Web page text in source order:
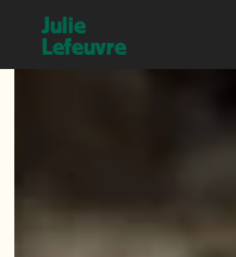
Julie
Lefeuvre